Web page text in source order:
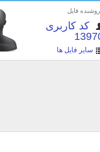
فایل
کد کاربری
سایر فایل ها